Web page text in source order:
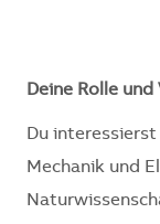
Deine Rolle
Du
Mechanik und